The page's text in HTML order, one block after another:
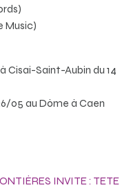
Music)
à Cisai-Saint-Aubin du 14
05 au Dôme à Caen
INVITE : TETE